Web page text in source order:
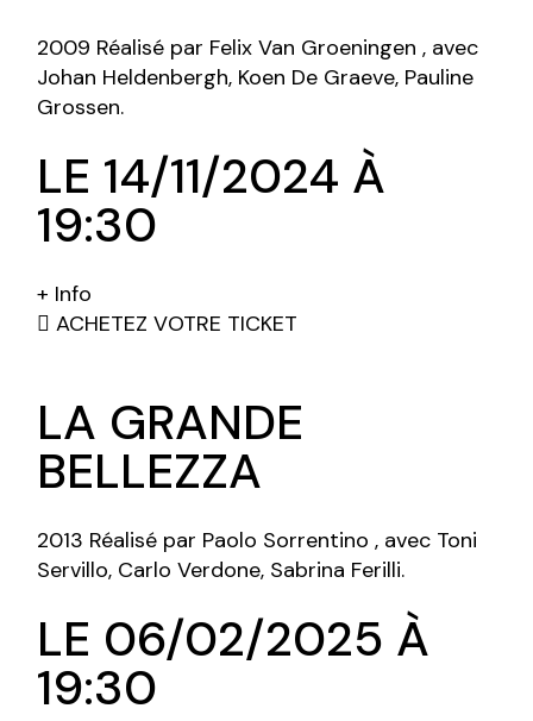
2009 Réalisé par Felix Van Groeningen , avec
Johan Heldenbergh, Koen De Graeve, Pauline
Grossen.
LE 14/11/2024 À
19:30
+ Info
ACHETEZ VOTRE TICKET
LA GRANDE
BELLEZZA
2013 Réalisé par Paolo Sorrentino , avec Toni
Servillo, Carlo Verdone, Sabrina Ferilli.
LE 06/02/2025 À
19:30